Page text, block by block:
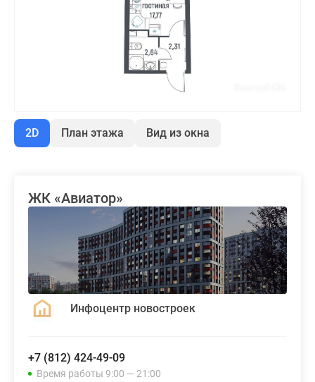
2D План этажа Вид из окна
ЖК «Авиатор»
Инфоцентр новостроек
+7 (812) 424-49-09
Время работы 9:00 — 21:00